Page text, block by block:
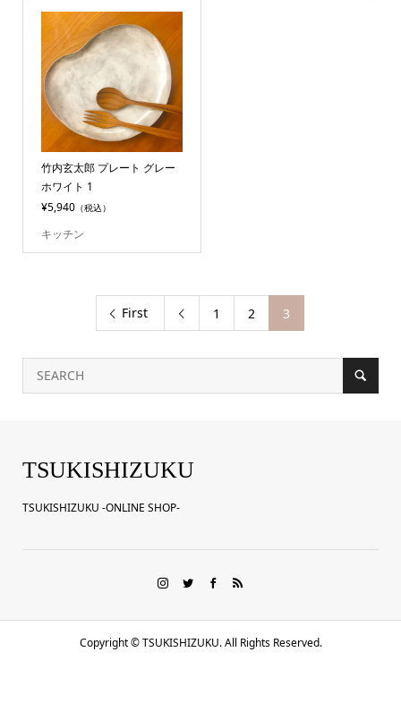
竹内玄太郎 プレート グレー
ホワイト 1
¥5,940（税込）
キッチン
First  1 2 3
TSUKISHIZUKU
TSUKISHIZUKU -ONLINE SHOP-
Copyright ©TSUKISHIZUKU. All Rights Reserved.